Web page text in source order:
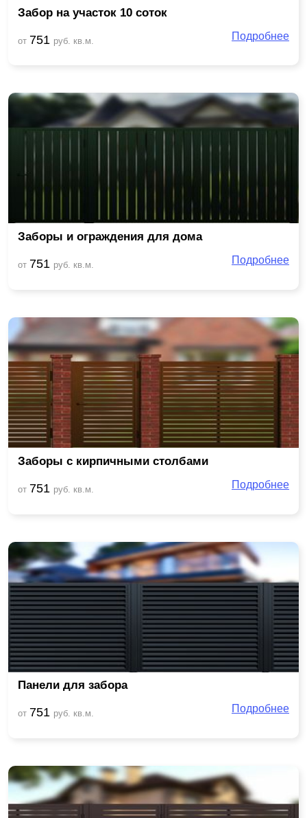
Забор на участок 10 соток
от 751 руб. кв.м. Подробнее
Заборы и ограждения для дома
от 751 руб. кв.м. Подробнее
Заборы с кирпичными столбами
от 751 руб. кв.м. Подробнее
Панели для забора
от 751 руб. кв.м. Подробнее